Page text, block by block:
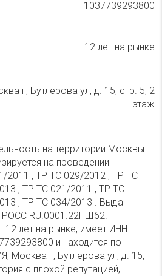
1037739293800
12 лет на рынке
г, Бутлерова ул, д. 15, стр. 5, 2
этаж
на территории Москвы .
на проведении
2011 , ТР ТС 029/2012 , ТР ТС
, ТР ТС 021/2011 , ТР ТС
, ТР ТС 034/2013 . Выдан
РОСС RU.0001.22ПЩ62.
лет на рынке, имеет ИНН
и находится по
Москва г, Бутлерова ул, д. 15,
с плохой репутацией,